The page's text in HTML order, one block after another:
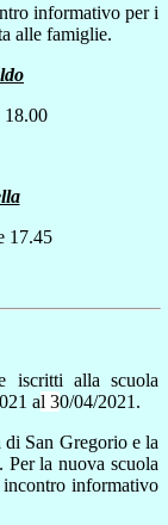
informativo per i
alle famiglie.
18.00
17.45
iscritti alla scuola
al 30/04/2021.
San Gregorio e la
la nuova scuola
incontro informativo